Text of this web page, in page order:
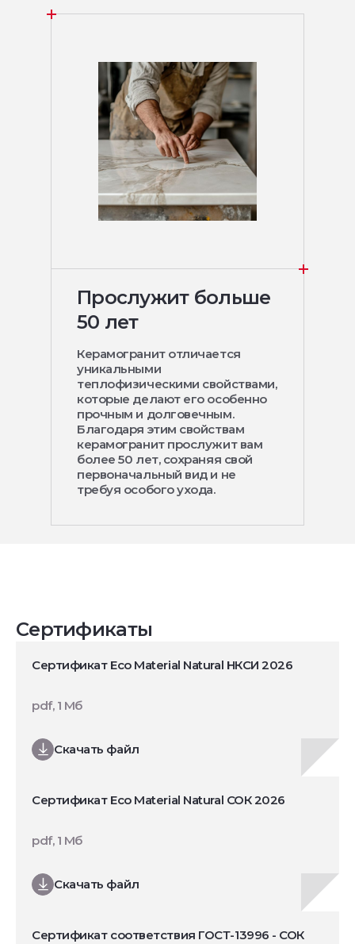
Прослужит больше
50 лет
Керамогранит отличается
уникальными
теплофизическими свойствами,
которые делают его особенно
прочным и долговечным.
Благодаря этим свойствам
керамогранит прослужит вам
более 50 лет, сохраняя свой
первоначальный вид и не
требуя особого ухода.
Сертификаты
Сертификат Eco Material Natural НКСИ 2026
Скачать файл
pdf, 1 Мб
Сертификат Eco Material Natural СОК 2026
Скачать файл
pdf, 1 Мб
Сертификат соответствия ГОСТ-13996 - СОК